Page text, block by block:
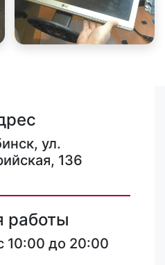
ул.
136
работы
10:00 до 20:00